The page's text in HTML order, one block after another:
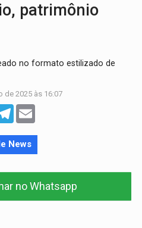
patrimônio
no formato estilizado de
de 2025 às 16:07
Telegram
News
no Whatsapp